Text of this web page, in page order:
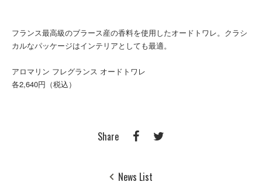
フランス最高級のブラース産の香料を使用したオードトワレ。クラシ
カルなパッケージはインテリアとしても最適。
アロマリン フレグランス オードトワレ
各2,640円（税込）
Share
News List